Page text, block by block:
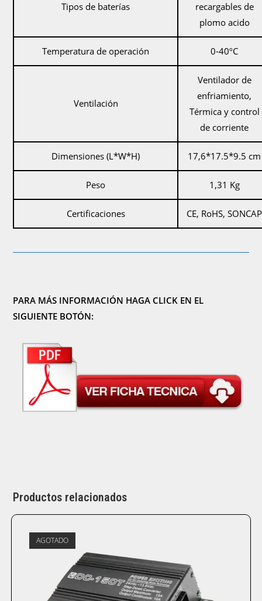
Tipos de baterías
recargables de
plomo acido
Temperatura de operación 0-40ºC
Ventilación
Ventilador de
enfriamiento,
Térmica y control
de corriente
Dimensiones (L*W*H) 17,6*17.5*9.5 cm
Peso 1,31 Kg
Certificaciones CE, RoHS, SONCAP
PARA MÁS INFORMACIÓN HAGA CLICK EN EL
SIGUIENTE BOTÓN:
Productos relacionados
AGOTADO